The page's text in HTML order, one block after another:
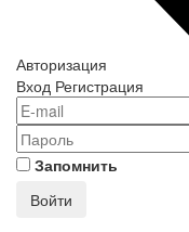
Авторизация
Вход Регистрация
Запомнить
Войти